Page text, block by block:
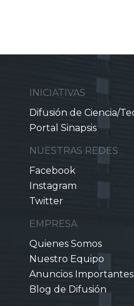
INICIATIVAS
Difusión de Ciencia/
Portal Sinapsis
NUESTRAS REDES
Facebook
Instagram
Twitter
EMPRESA
Quienes Somos
Nuestro Equipo
Anuncios Importantes
Blog de Difusión